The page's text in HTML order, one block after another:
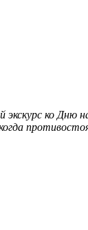
ко Дню